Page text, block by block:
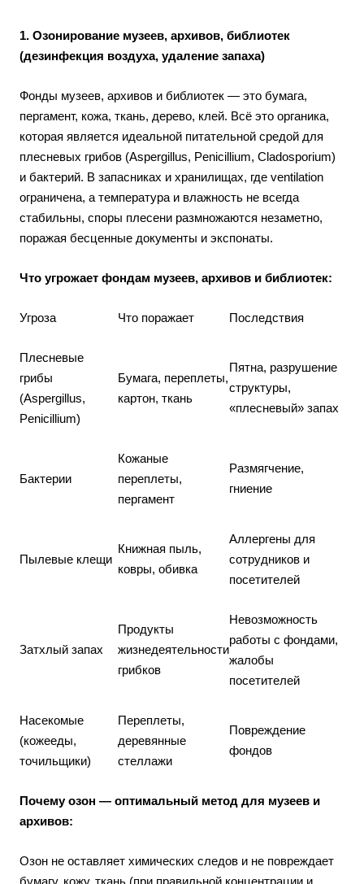
1. Озонирование музеев, архивов, библиотек
(дезинфекция воздуха, удаление запаха)
Фонды музеев, архивов и библиотек — это бумага,
пергамент, кожа, ткань, дерево, клей. Всё это органика,
которая является идеальной питательной средой для
плесневых грибов (Aspergillus, Penicillium, Cladosporium)
и бактерий. В запасниках и хранилищах, где ventilation
ограничена, а температура и влажность не всегда
стабильны, споры плесени размножаются незаметно,
поражая бесценные документы и экспонаты.
Что угрожает фондам музеев, архивов и библиотек:
Угроза Что поражает Последствия
Плесневые
грибы
(Aspergillus,
Penicillium)
Бумага, переплеты,
картон, ткань
Пятна, разрушение
структуры,
«плесневый» запах
Бактерии
Кожаные
переплеты,
пергамент
Размягчение,
гниение
Пылевые клещи
Книжная пыль,
ковры, обивка
Аллергены для
сотрудников и
посетителей
Затхлый запах
Продукты
жизнедеятельности
грибков
Невозможность
работы с фондами,
жалобы
посетителей
Насекомые
(кожееды,
точильщики)
Переплеты,
деревянные
стеллажи
Повреждение
фондов
Почему озон — оптимальный метод для музеев и
архивов:
Озон не оставляет химических следов и не повреждает
бумагу, кожу, ткань (при правильной концентрации и